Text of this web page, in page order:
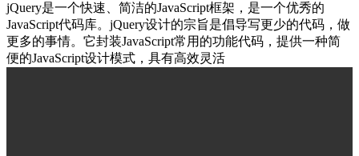
jQuery是一个快速、简洁的JavaScript框架，是一个优秀的
JavaScript代码库。jQuery设计的宗旨是倡导写更少的代码，做
更多的事情。它封装JavaScript常用的功能代码，提供一种简
便的JavaScript设计模式，具有高效灵活